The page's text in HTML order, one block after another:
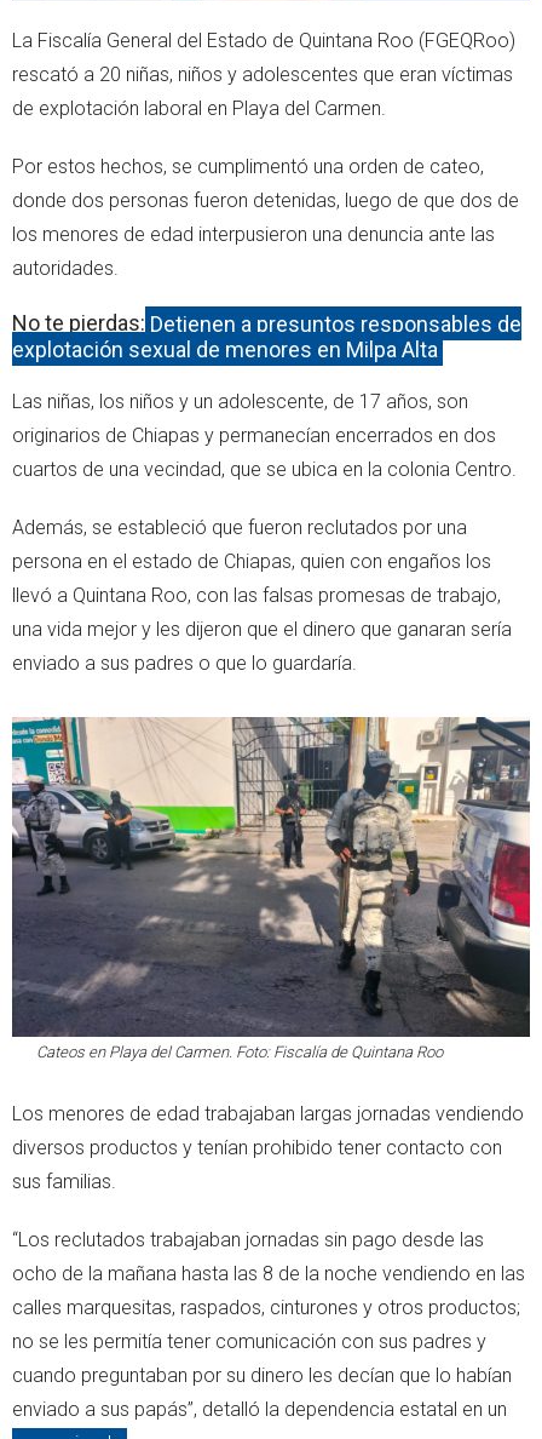
La Fiscalía General del Estado de Quintana Roo (FGEQRoo)
rescató a 20 niñas, niños y adolescentes que eran víctimas
de explotación laboral en Playa del Carmen.
Por estos hechos, se cumplimentó una orden de cateo,
donde dos personas fueron detenidas, luego de que dos de
los menores de edad interpusieron una denuncia ante las
autoridades.
No te pierdas: Detienen a presuntos responsables de
explotación sexual de menores en Milpa Alta
Las niñas, los niños y un adolescente, de 17 años, son
originarios de Chiapas y permanecían encerrados en dos
cuartos de una vecindad, que se ubica en la colonia Centro.
Además, se estableció que fueron reclutados por una
persona en el estado de Chiapas, quien con engaños los
llevó a Quintana Roo, con las falsas promesas de trabajo,
una vida mejor y les dijeron que el dinero que ganaran sería
enviado a sus padres o que lo guardaría.
Cateos en Playa del Carmen. Foto: Fiscalía de Quintana Roo
Los menores de edad trabajaban largas jornadas vendiendo
diversos productos y tenían prohibido tener contacto con
sus familias.
“Los reclutados trabajaban jornadas sin pago desde las
ocho de la mañana hasta las 8 de la noche vendiendo en las
calles marquesitas, raspados, cinturones y otros productos;
no se les permitía tener comunicación con sus padres y
cuando preguntaban por su dinero les decían que lo habían
enviado a sus papás”, detalló la dependencia estatal en un